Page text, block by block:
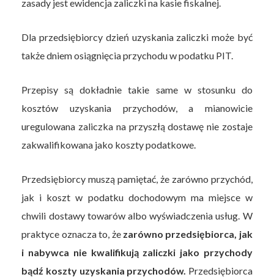
zasady jest ewidencja zaliczki na kasie fiskalnej.
Dla przedsiębiorcy dzień uzyskania zaliczki może być
także dniem osiągnięcia przychodu w podatku PIT.
Przepisy są dokładnie takie same w stosunku do
kosztów uzyskania przychodów, a mianowicie
uregulowana zaliczka na przyszłą dostawę nie zostaje
zakwalifikowana jako koszty podatkowe.
Przedsiębiorcy muszą pamiętać, że zarówno przychód,
jak i koszt w podatku dochodowym ma miejsce w
chwili dostawy towarów albo wyświadczenia usług. W
praktyce oznacza to, że zarówno przedsiębiorca, jak
i nabywca nie kwalifikują zaliczki jako przychody
bądź koszty uzyskania przychodów. Przedsiębiorca